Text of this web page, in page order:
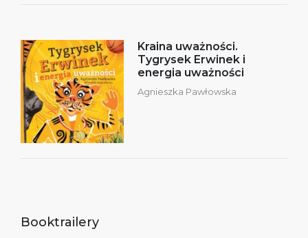
Kraina uważności.
Tygrysek Erwinek i
energia uważności
Agnieszka Pawłowska
Booktrailery